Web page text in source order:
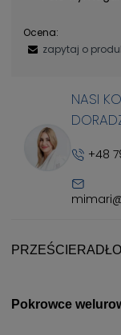
Ocena:
zapytaj o
NASI
+48
Pokrowce